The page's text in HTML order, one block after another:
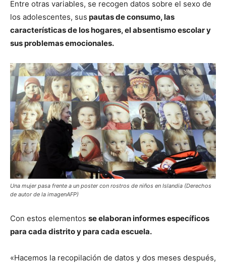
Entre otras variables, se recogen datos sobre el sexo de
los adolescentes, sus pautas de consumo, las
características de los hogares, el absentismo escolar y
sus problemas emocionales.
Una mujer pasa frente a un poster con rostros de niños en Islandia (Derechos
de autor de la imagenAFP)
Con estos elementos se elaboran informes específicos
para cada distrito y para cada escuela.
«Hacemos la recopilación de datos y dos meses después,